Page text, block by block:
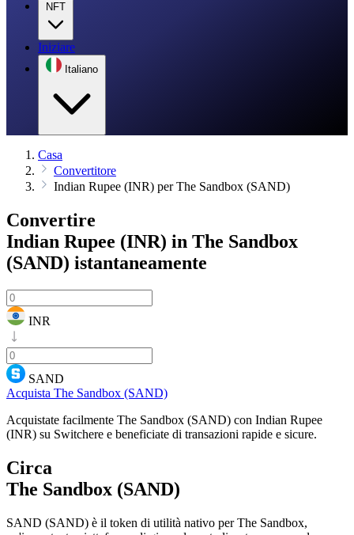
NFT
Iniziare
Italiano
Casa
Convertitore
Indian Rupee (INR) per The Sandbox (SAND)
Convertire
Indian Rupee (INR) in The Sandbox
(SAND) istantaneamente
INR
SAND
Acquista The Sandbox (SAND)
Acquistate facilmente The Sandbox (SAND) con Indian Rupee
(INR) su Switchere e beneficiate di transazioni rapide e sicure.
Circa
The Sandbox (SAND)
SAND (SAND) è il token di utilità nativo per The Sandbox,